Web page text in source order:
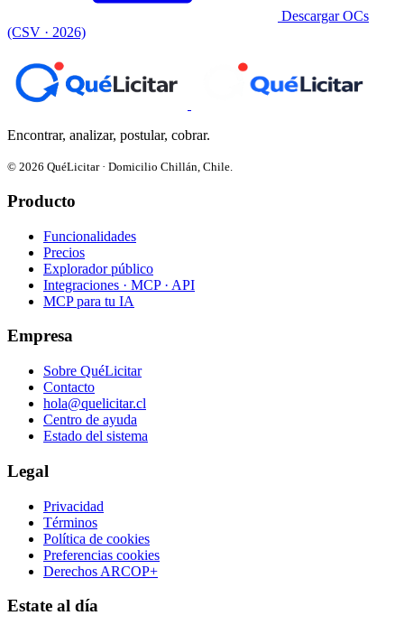
Descargar OCs
(CSV · 2026)
Encontrar, analizar, postular, cobrar.
© 2026 QuéLicitar · Domicilio Chillán, Chile.
Producto
Funcionalidades
Precios
Explorador público
Integraciones · MCP · API
MCP para tu IA
Empresa
Sobre QuéLicitar
Contacto
hola@quelicitar.cl
Centro de ayuda
Estado del sistema
Legal
Privacidad
Términos
Política de cookies
Preferencias cookies
Derechos ARCOP+
Estate al día